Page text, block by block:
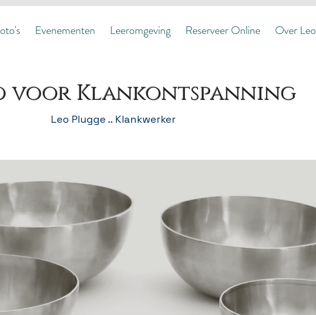
Evenementen Leeromgeving Reserveer Online Over Leo
Evenementen Leeromgeving Reserveer Online Over Leo
voor Klankontspanning
Leo Plugge .. Klankwerker​​